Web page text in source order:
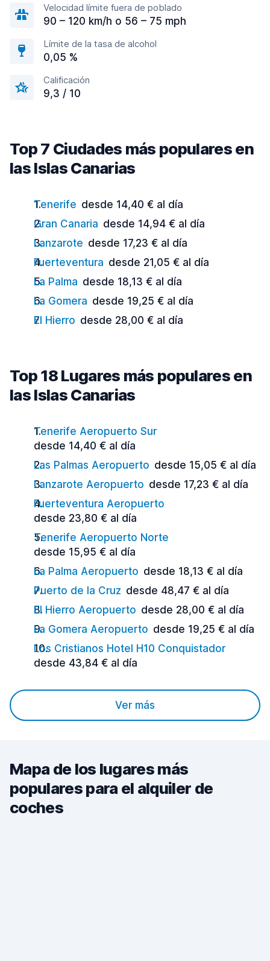
Velocidad límite fuera de poblado
90 – 120 km/h o 56 – 75 mph
Límite de la tasa de alcohol
0,05 %
Calificación
9,3 / 10
Top 7 Ciudades más populares en
las Islas Canarias
Tenerife desde 14,40 € al día
Gran Canaria desde 14,94 € al día
Lanzarote desde 17,23 € al día
Fuerteventura desde 21,05 € al día
La Palma desde 18,13 € al día
La Gomera desde 19,25 € al día
El Hierro desde 28,00 € al día
Top 18 Lugares más populares en
las Islas Canarias
Tenerife Aeropuerto Sur
desde 14,40 € al día
Las Palmas Aeropuerto desde 15,05 € al día
Lanzarote Aeropuerto desde 17,23 € al día
Fuerteventura Aeropuerto
desde 23,80 € al día
Tenerife Aeropuerto Norte
desde 15,95 € al día
La Palma Aeropuerto desde 18,13 € al día
Puerto de la Cruz desde 48,47 € al día
El Hierro Aeropuerto desde 28,00 € al día
La Gomera Aeropuerto desde 19,25 € al día
Los Cristianos Hotel H10 Conquistador
desde 43,84 € al día
Ver más
Mapa de los lugares más
populares para el alquiler de
coches